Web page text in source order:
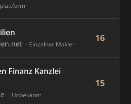
Einzelner Makler
16
Finanz Kanzlei
Unbekannt
15